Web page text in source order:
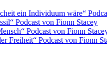
ein Individuum wäre“
Podcast von Fionn Stacey
Podcast von Fionn
Freiheit“ Podcast von Fionn